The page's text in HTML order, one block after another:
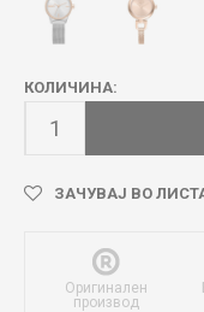
КОЛИЧИНА:
ЗАЧУВАЈ ВО
Оригинален
производ